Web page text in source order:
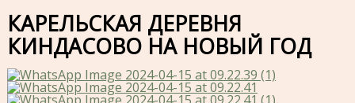
КАРЕЛЬСКАЯ ДЕРЕВНЯ
КИНДАСОВО НА НОВЫЙ ГОД